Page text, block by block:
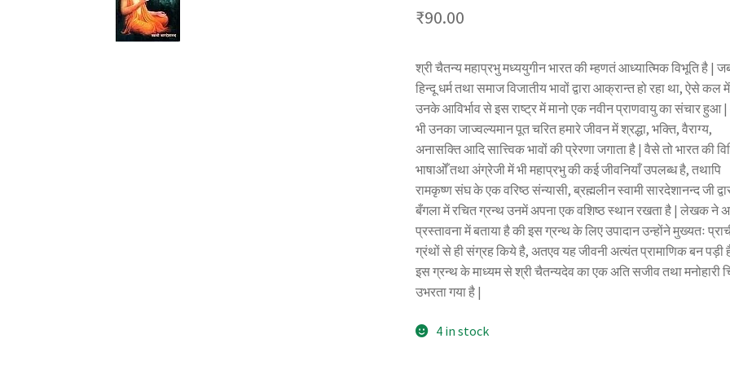
₹90.00
श्री चैतन्य महाप्रभु मध्ययुगीन भारत की म्हणतं आध्यात्मिक विभूति है |
हिन्दू धर्म तथा समाज विजातीय भावों द्वारा आक्रान्त हो रहा था, ऐसे कल में
उनके आविर्भाव से इस राष्ट्र में मानो एक नवीन प्राणवायु का संचार
भी उनका जाज्वल्यमान पूत चरित हमारे जीवन में श्रद्धा, भक्ति, वैराग्य,
अनासक्ति आदि सात्त्विक भावों की प्रेरणा जगाता है | वैसे तो भारत की
भाषाओँ तथा अंग्रेजी में भी महाप्रभु की कई जीवनियाँ उपलब्ध है, तथापि
रामकृष्ण संघ के एक वरिष्ठ संन्यासी, ब्रह्मलीन स्वामी सारदेशानन्द जी
बँगला में रचित ग्रन्थ उनमें अपना एक वशिष्ठ स्थान रखता है | लेखक ने
प्रस्तावना में बताया है की इस ग्रन्थ के लिए उपादान उन्होंने मुख्यतः
ग्रंथों से ही संग्रह किये है, अतएव यह जीवनी अत्यंत प्रामाणिक बन पड़ी
इस ग्रन्थ के माध्यम से श्री चैतन्यदेव का एक अति सजीव तथा मनोहारी
उभरता गया है |
4 in stock